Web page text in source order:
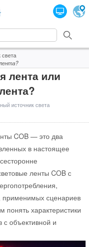
света
лента или
источник света
COB — это два
в настоящее
ленты COB с
применимых сценариев
понять характеристики
с объективной и